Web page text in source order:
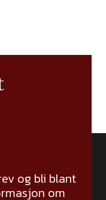
og bli blant
om